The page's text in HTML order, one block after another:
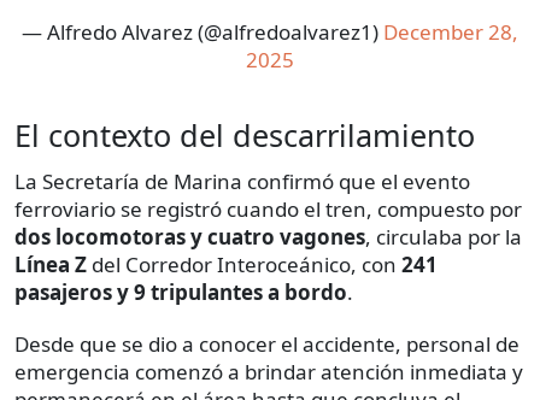
— Alfredo Alvarez (@alfredoalvarez1) December 28,
2025
El contexto del descarrilamiento
La Secretaría de Marina confirmó que el evento
ferroviario se registró cuando el tren, compuesto por
dos locomotoras y cuatro vagones, circulaba por la
Línea Z del Corredor Interoceánico, con 241
pasajeros y 9 tripulantes a bordo.
Desde que se dio a conocer el accidente, personal de
emergencia comenzó a brindar atención inmediata y